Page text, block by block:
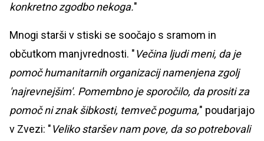
konkretno zgodbo nekoga."
Mnogi starši v stiski se soočajo s sramom in
občutkom manjvrednosti. "Večina ljudi meni, da je
pomoč humanitarnih organizacij namenjena zgolj
'najrevnejšim'. Pomembno je sporočilo, da prositi za
pomoč ni znak šibkosti, temveč poguma," poudarjajo
v Zvezi: "Veliko staršev nam pove, da so potrebovali